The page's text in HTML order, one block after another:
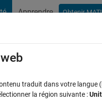
Apprendre Obtenir
MATLAB 2013a
traduit dans votre langue
la région suivante :